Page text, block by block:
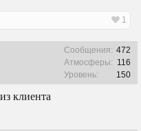
1
Сообщения: 472
Атмосферы: 116
Уровень:
150
клиента